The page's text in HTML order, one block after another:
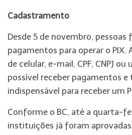
Cadastramento
Desde 5 de novembro,
pagamentos para operar o
de celular, e-mail, CPF, CNPJ
possível receber pagamentos
indispensável para receber um
Conforme o BC, até a quarta-
instituições já foram aprovadas